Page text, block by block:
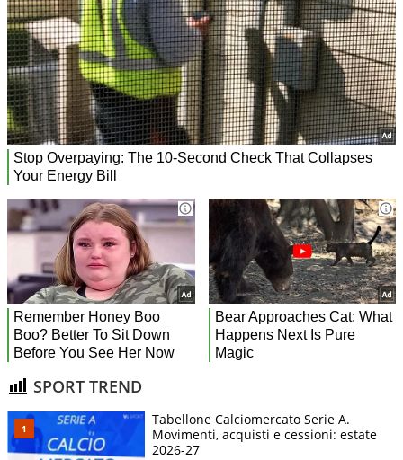
SPORT TREND
Tabellone Calciomercato Serie A.
Movimenti, acquisti e cessioni: estate
2026-27